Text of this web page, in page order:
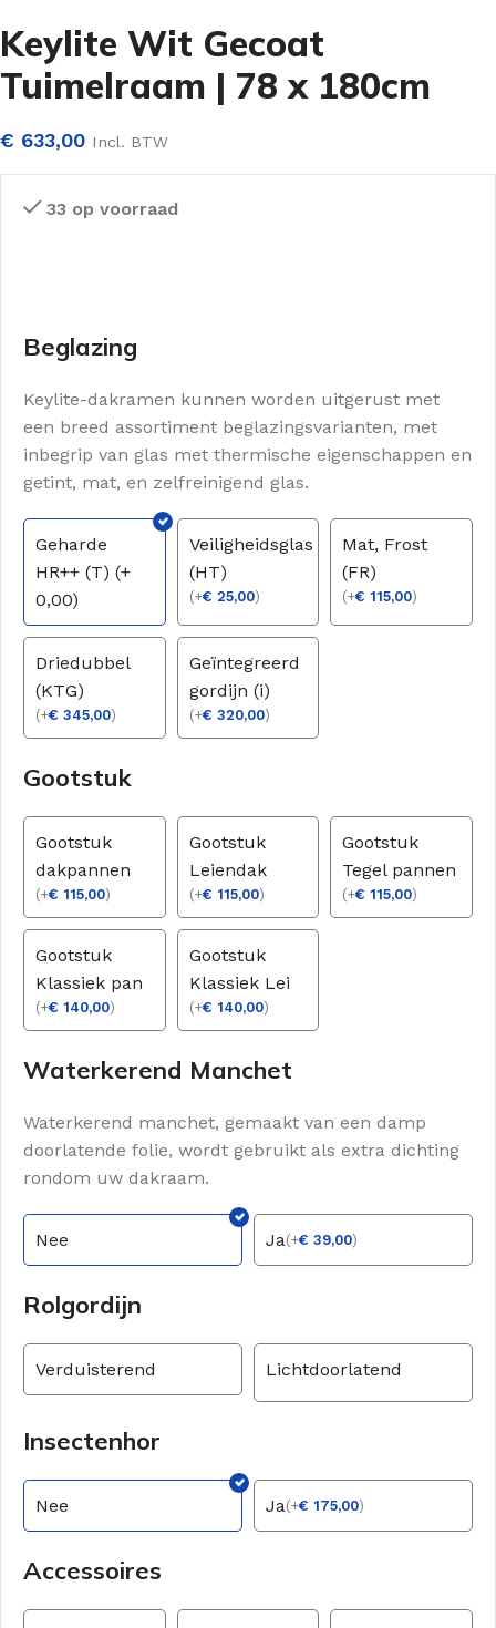
Keylite Wit Gecoat
Tuimelraam | 78 x 180cm
€ 633,00 Incl. BTW
33 op voorraad
Beglazing
Keylite-dakramen kunnen worden uitgerust met
een breed assortiment beglazingsvarianten, met
inbegrip van glas met thermische eigenschappen en
getint, mat, en zelfreinigend glas.
Geharde
HR++ (T) (+
0,00)
Veiligheidsglas
(HT)
(+€ 25,00)
Mat, Frost
(FR)
(+€ 115,00)
Driedubbel
(KTG)
(+€ 345,00)
Geïntegreerd
gordijn (i)
(+€ 320,00)
Gootstuk
Gootstuk
dakpannen
(+€ 115,00)
Gootstuk
Leiendak
(+€ 115,00)
Gootstuk
Tegel pannen
(+€ 115,00)
Gootstuk
Klassiek pan
(+€ 140,00)
Gootstuk
Klassiek Lei
(+€ 140,00)
Waterkerend Manchet
Waterkerend manchet, gemaakt van een damp
doorlatende folie, wordt gebruikt als extra dichting
rondom uw dakraam.
Nee Ja(+€ 39,00)
Rolgordijn
Verduisterend Lichtdoorlatend
Insectenhor
Nee Ja(+€ 175,00)
Accessoires